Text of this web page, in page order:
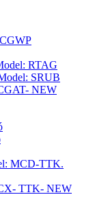
RTAG
SRUB
NEW
MCD-TTK.
TTK- NEW